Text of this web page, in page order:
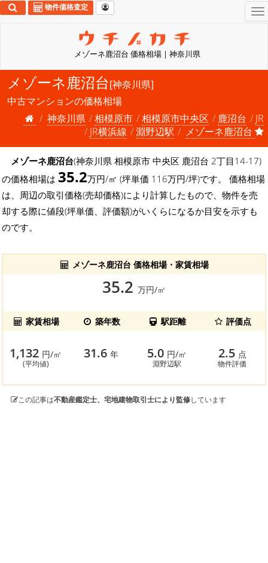
メゾーネ鹿沼台 価格相場 | 神奈川県
物件価格査定
メゾーネ鹿沼台[神奈川県]
中古マンションの価格相場
神奈川県
相模原市 相模原市中央区 鹿沼台
JR
JR横浜線
淵野辺駅 メゾーネ鹿沼台
メゾーネ鹿沼台(神奈川県 相模原市 中央区 鹿沼台 2丁目14-17)
の価格相場は 35.2万円/㎡ (坪単価 116万円/坪)です。 価格相場
は、周辺の取引価格(売却価格)により計算したもので、物件を売
却する際に値段(坪単価、評価額)がいくらになるか目安を示すも
のです。
メゾーネ鹿沼台 価格相場・家賃相場
35.2 万円/㎡
家賃相場 築年数 駅距離 評価点
1,132 円/㎡
(平均値)
31.6年 5.0 円/㎡
淵野辺駅
2.5 点
物件評価
この記事は不動産鑑定士、宅地建物取引士により監修しています